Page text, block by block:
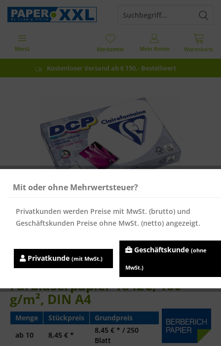
Kostenloser Versand ab € 150,- Bestellwert
Warenkorb
Merkzettel Mein Konto
Menü
Clairefontaine DCP
Farblaserpapier 1842C, 160
g/m², DIN A4
Menge Stückpreis
Grundpreis
ab 10 8,45 € *
8,45 € * / 250
Blatt
Mit oder ohne Mehrwertsteuer?
Privatkunden werden Preise mit MwSt. (brutto) und
Geschäftskunden Preise ohne MwSt. (netto) angezeigt.
Privatkunde (mit MwSt.)
Geschäftskunde (ohne
MwSt.)